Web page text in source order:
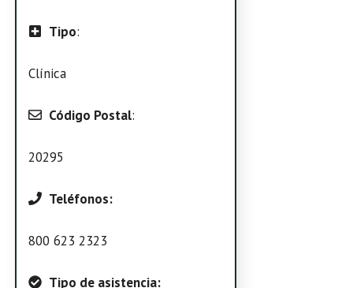
Tipo:
Clínica
Código Postal:
20295
Teléfonos:
800 623 2323
Tipo de asistencia: